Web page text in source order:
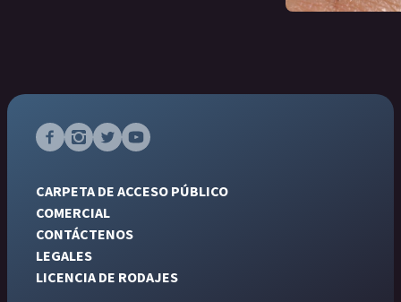
CARPETA DE ACCESO PÚBLICO
COMERCIAL
CONTÁCTENOS
LEGALES
LICENCIA DE RODAJES